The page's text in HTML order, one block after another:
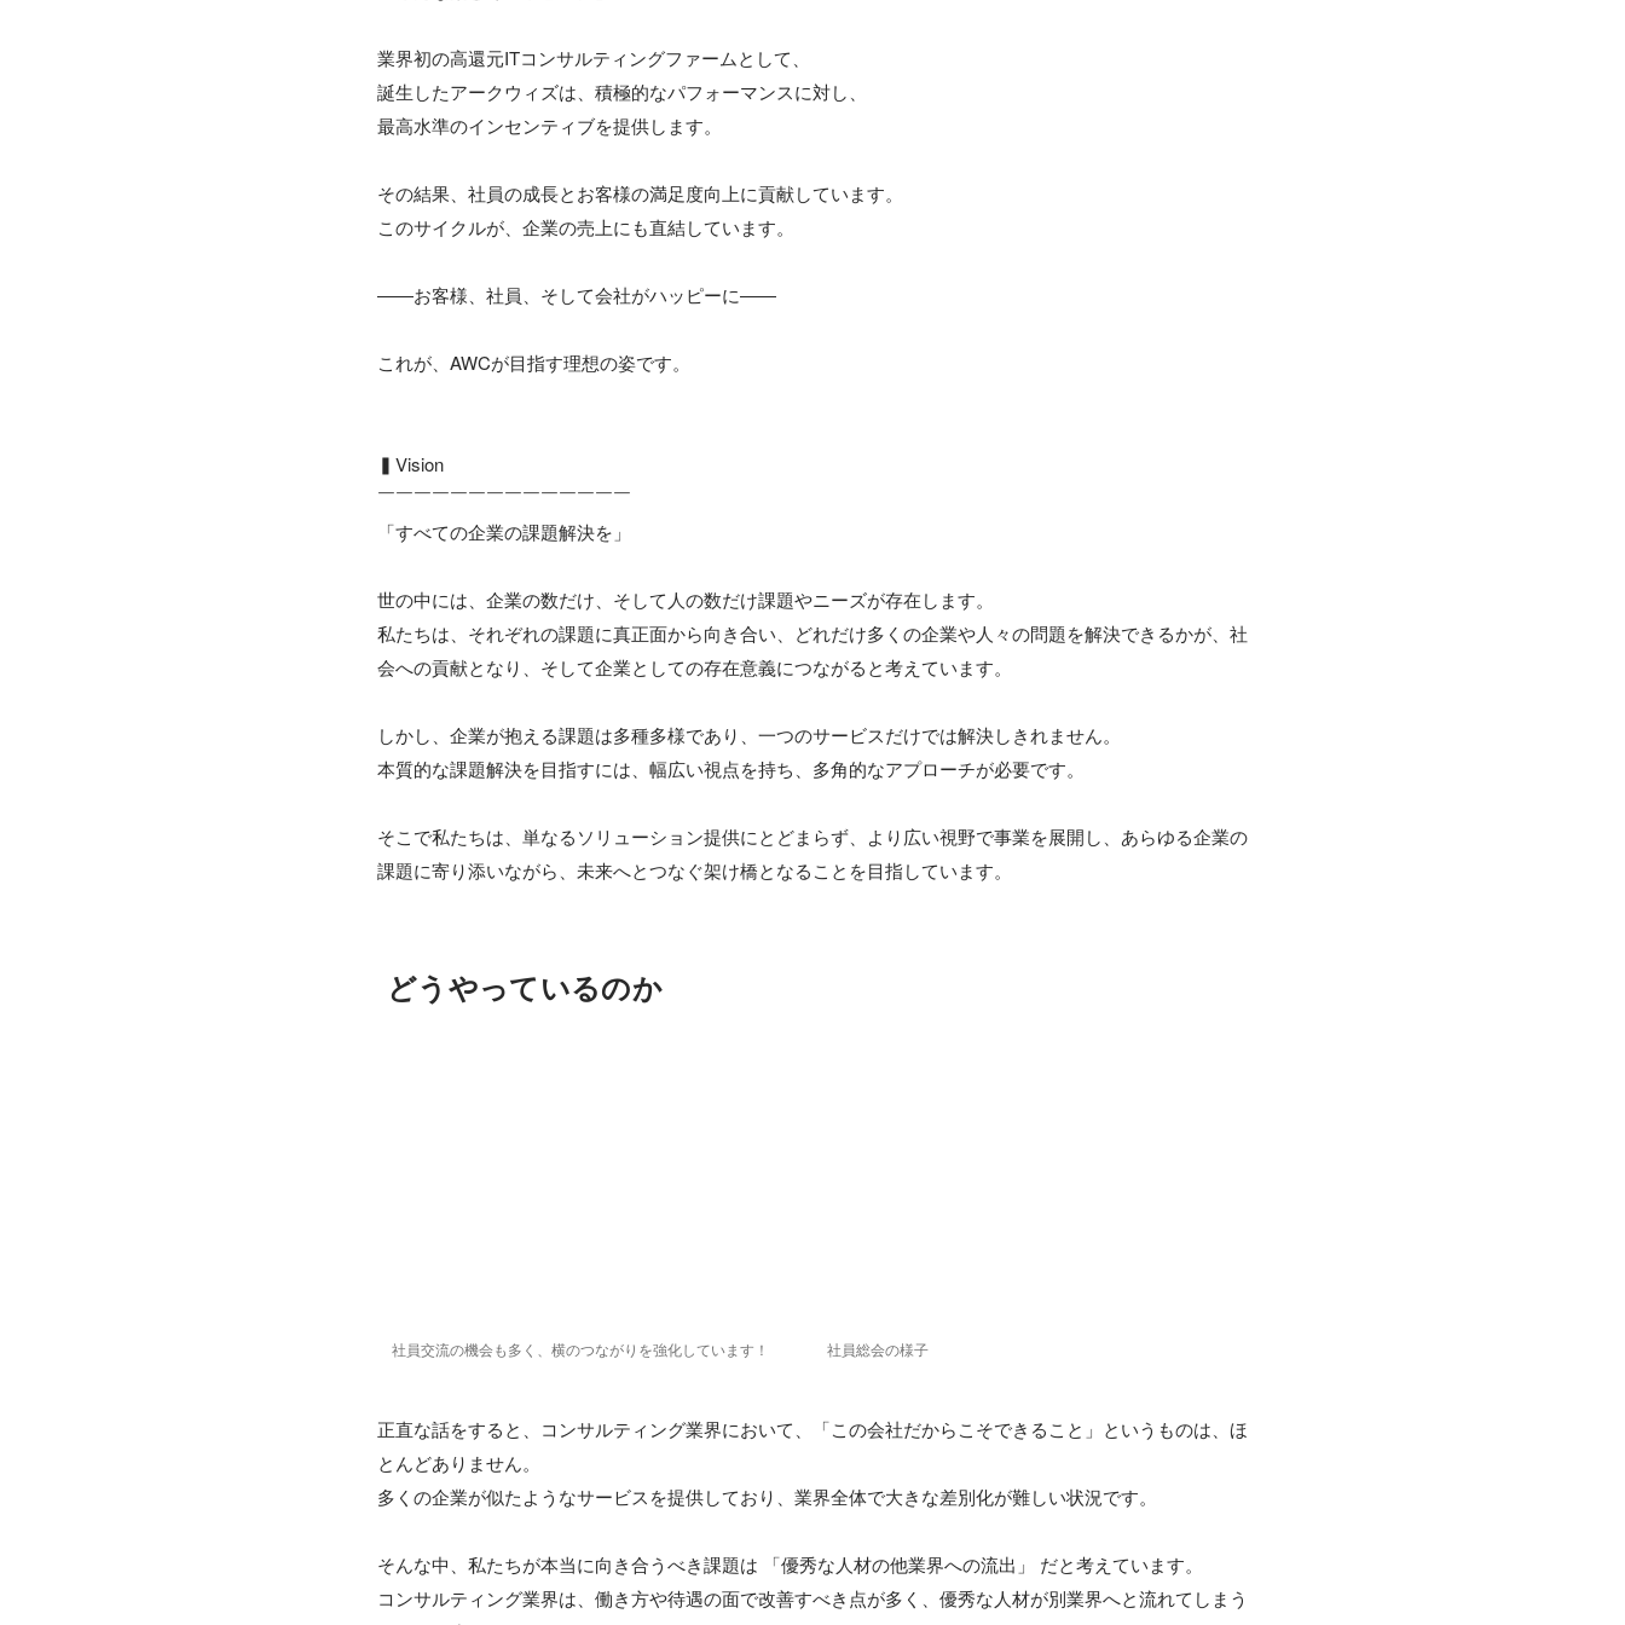
業界初の高還元ITコンサルティングファームとして、
誕生したアークウィズは、積極的なパフォーマンスに対し、
最高水準のインセンティブを提供します。
その結果、社員の成長とお客様の満足度向上に貢献しています。
このサイクルが、企業の売上にも直結しています。
――お客様、社員、そして会社がハッピーに――
これが、AWCが目指す理想の姿です。
▍Vision
￣￣￣￣￣￣￣￣￣￣￣￣￣￣
「すべての企業の課題解決を」
世の中には、企業の数だけ、そして人の数だけ課題やニーズが存在します。
私たちは、それぞれの課題に真正面から向き合い、どれだけ多くの企業や人々の問題を解決できるかが、社
会への貢献となり、そして企業としての存在意義につながると考えています。
しかし、企業が抱える課題は多種多様であり、一つのサービスだけでは解決しきれません。
本質的な課題解決を目指すには、幅広い視点を持ち、多角的なアプローチが必要です。
そこで私たちは、単なるソリューション提供にとどまらず、より広い視野で事業を展開し、あらゆる企業の
どうやっているのか
社員交流の機会も多く、横のつながりを強化しています！ 社員総会の様子
正直な話をすると、コンサルティング業界において、「この会社だからこそできること」というものは、ほ
とんどありません。
多くの企業が似たようなサービスを提供しており、業界全体で大きな差別化が難しい状況です。
そんな中、私たちが本当に向き合うべき課題は 「優秀な人材の他業界への流出」 だと考えています。
コンサルティング業界は、働き方や待遇の面で改善すべき点が多く、優秀な人材が別業界へと流れてしまう